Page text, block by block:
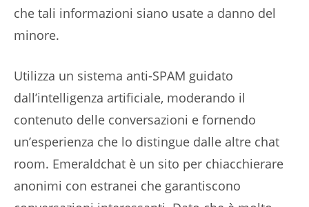
che tali informazioni siano usate a danno del
minore.
Utilizza un sistema anti-SPAM guidato
dall’intelligenza artificiale, moderando il
contenuto delle conversazioni e fornendo
un’esperienza che lo distingue dalle altre chat
room. Emeraldchat è un sito per chiacchierare
anonimi con estranei che garantiscono